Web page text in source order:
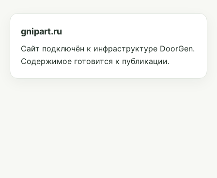
gnipart.ru
Сайт подключён к инфраструктуре DoorGen.
Содержимое готовится к публикации.